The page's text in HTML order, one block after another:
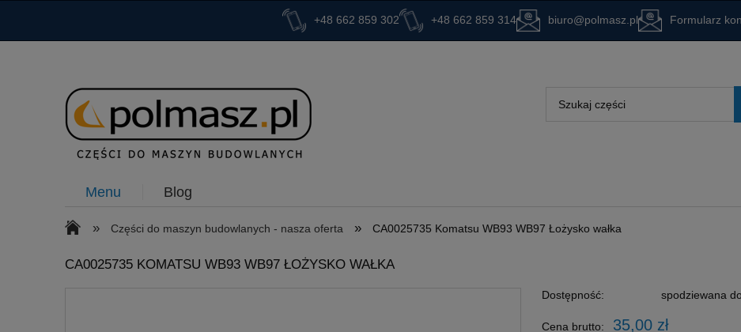
+48 662 859 302 +48 662 859 314 biuro@polmasz.pl Formularz
Menu Blog
» Części do maszyn budowlanych - nasza oferta » CA0025735 Komatsu WB93 WB97 Łożysko wałka
CA0025735 KOMATSU WB93 WB97 ŁOŻYSKO WAŁKA
Dostępność: spodziewana
Cena brutto: 35,00 zł